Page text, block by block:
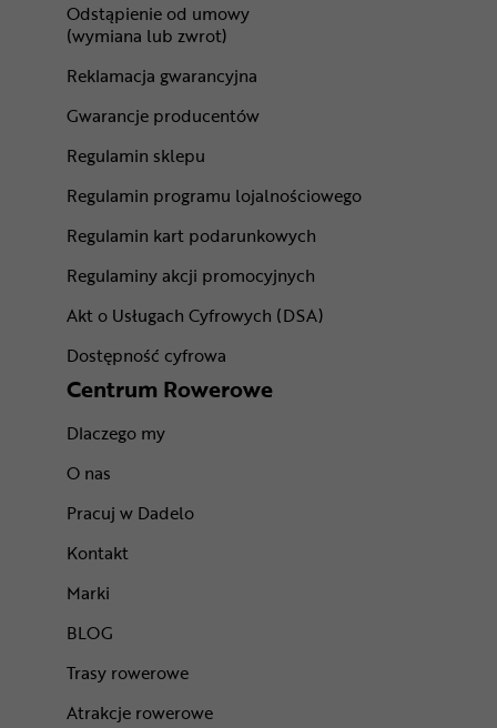
Odstąpienie od umowy
(wymiana lub zwrot)
Reklamacja gwarancyjna
Gwarancje producentów
Regulamin sklepu
Regulamin programu lojalnościowego
Regulamin kart podarunkowych
Regulaminy akcji promocyjnych
Akt o Usługach Cyfrowych (DSA)
Dostępność cyfrowa
Centrum Rowerowe
Dlaczego my
O nas
Pracuj w Dadelo
Kontakt
Marki
BLOG
Trasy rowerowe
Atrakcje rowerowe